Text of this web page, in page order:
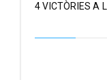
4 VICTÒRIES A